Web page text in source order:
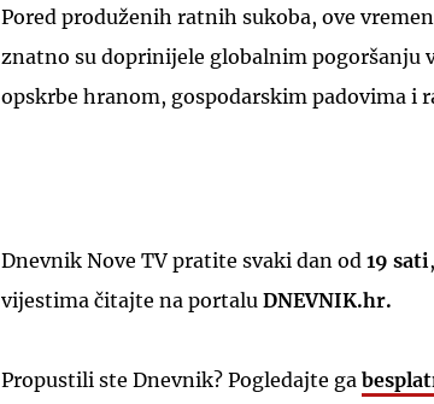
Pored produženih ratnih sukoba, ove
znatno su doprinijele globalnim pogoršanju
opskrbe hranom, gospodarskim padovima i
Dnevnik Nove TV pratite svaki dan od 19 sati
vijestima čitajte na portalu DNEVNIK.hr.
Propustili ste Dnevnik? Pogledajte ga